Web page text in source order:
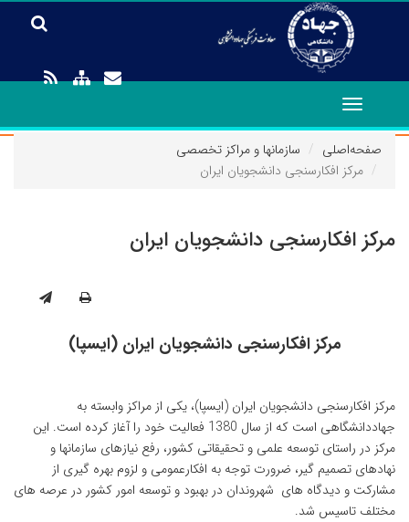
Toggle
navigation
صفحه‌اصلی
سازمانها و مراکز تخصصی
مرکز افکارسنجی دانشجویان ایران
مرکز افکارسنجی دانشجویان ایران
مرکز افکارسنجی دانشجویان ایران (ایسپا)
مرکز افکارسنجی دانشجویان ایران (ایسپا)، یکی از مراکز وابسته به
جهاددانشگاهی است که از سال 1380 فعالیت خود را آغاز کرده است. این
مرکز در راستای توسعه علمی و تحقیقاتی کشور، رفع نیازهای سازمانها و
نهادهای تصمیم گیر، ضرورت توجه به افکارعمومی و لزوم بهره گیری از
مشارکت و دیدگاه های شهروندان در بهبود و توسعه امور کشور در عرصه های
مختلف تاسیس شد.